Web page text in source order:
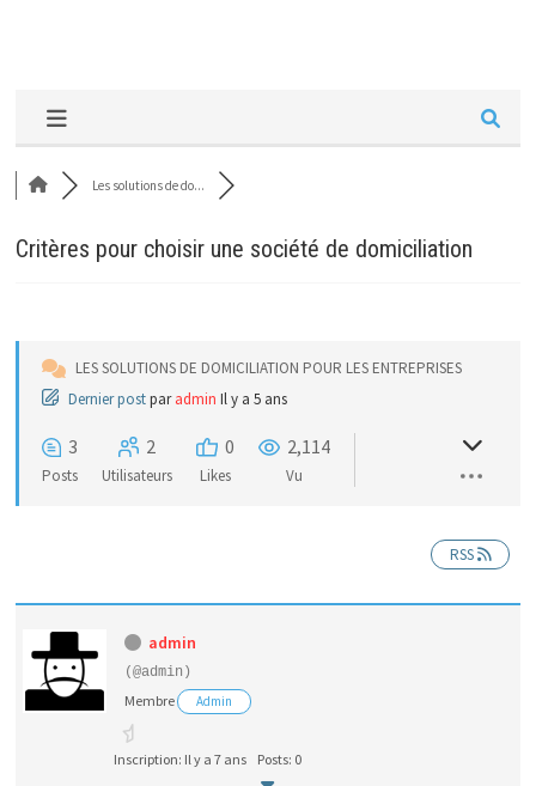
Les solutions de do...
Critères pour choisir une société de domiciliation
LES SOLUTIONS DE DOMICILIATION POUR LES ENTREPRISES
Dernier postpar admin Il y a 5 ans
3
Posts
2
Utilisateurs
0
Likes
2,114
Vu
RSS
admin
(@admin)
Membre Admin
Inscription: Il y a 7 ans Posts: 0